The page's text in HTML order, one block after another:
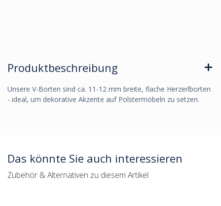
Produktbeschreibung
Unsere V-Borten sind ca. 11-12 mm breite, flache Herzerlborten
- ideal, um dekorative Akzente auf Polstermöbeln zu setzen.
Das könnte Sie auch interessieren
Zubehör & Alternativen zu diesem Artikel